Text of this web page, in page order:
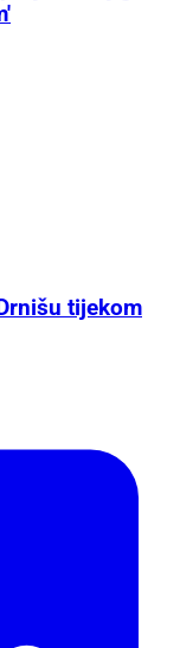
'Knjiga
tijekom